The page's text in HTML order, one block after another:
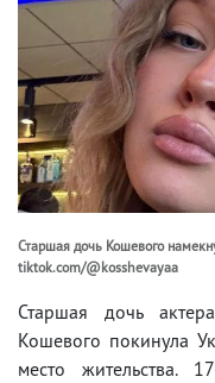
Старшая дочь Кошевого
tiktok.com/@kosshevayaa
Старшая дочь
Кошевого покинула
место жительства.